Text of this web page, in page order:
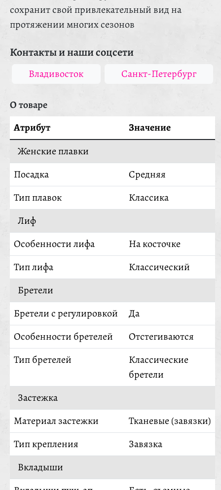
сохранит свой привлекательный вид на
протяжении многих сезонов
Контакты и наши соцсети
Владивосток Санкт-Петербург
О товаре
Атрибут
Значение
Женские плавки
Посадка
Средняя
Тип плавок
Классика
Лиф
Особенности лифа
На косточке
Тип лифа
Классический
Бретели
Бретели с регулировкой
Да
Особенности бретелей
Отстегиваются
Тип бретелей
Классические
бретели
Застежка
Материал застежки
Тканевые (завязки)
Тип крепления
Завязка
Вкладыши